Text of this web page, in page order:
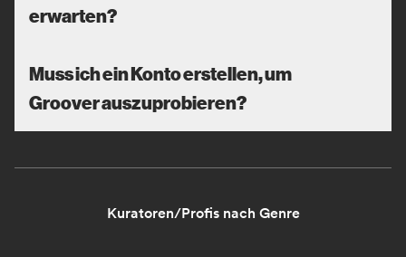
erwarten?
Muss ich ein Konto erstellen, um
Groover auszuprobieren?
Kuratoren/Profis nach Genre